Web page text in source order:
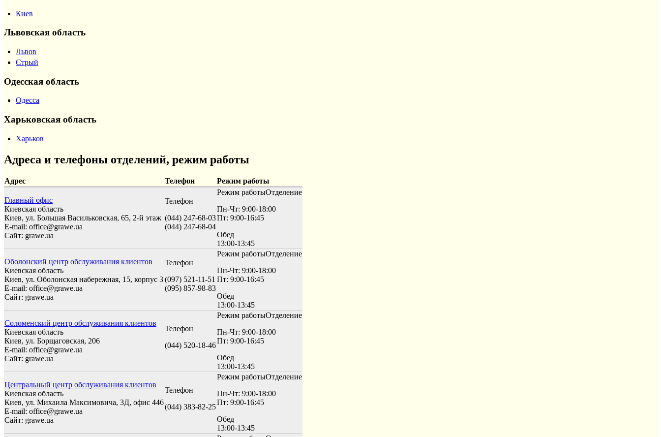
Киев
Львовская область
Львов
Стрый
Одесская область
Одесса
Харьковская область
Харьков
Адреса и телефоны отделений, режим работы
Адрес Телефон Режим работы
Главный офис
Киевская область
Киев, ул. Большая Васильковская, 65, 2-й этаж
E-mail: office@grawe.ua
Сайт: grawe.ua
Телефон
(044) 247-68-03
(044) 247-68-04
Режим работыОтделение
Пн-Чт: 9:00-18:00
Пт: 9:00-16:45
Обед
13:00-13:45
Оболонский центр обслуживания клиентов
Киевская область
Киев, ул. Оболонская набережная, 15, корпус 3
E-mail: office@grawe.ua
Сайт: grawe.ua
Телефон
(097) 521-11-51
(095) 857-98-83
Режим работыОтделение
Пн-Чт: 9:00-18:00
Пт: 9:00-16:45
Обед
13:00-13:45
Соломенский центр обслуживания клиентов
Киевская область
Киев, ул. Борщаговская, 206
E-mail: office@grawe.ua
Сайт: grawe.ua
Телефон
(044) 520-18-46
Режим работыОтделение
Пн-Чт: 9:00-18:00
Пт: 9:00-16:45
Обед
13:00-13:45
Центральный центр обслуживания клиентов
Киевская область
Киев, ул. Михаила Максимовича, 3Д, офис 446
E-mail: office@grawe.ua
Сайт: grawe.ua
Телефон
(044) 383-82-25
Режим работыОтделение
Пн-Чт: 9:00-18:00
Пт: 9:00-16:45
Обед
13:00-13:45